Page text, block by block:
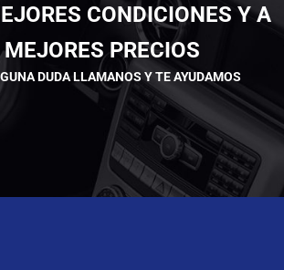
CONDICIONES Y A
PRECIOS
DUDA LLAMANOS Y TE AYUDAMOS